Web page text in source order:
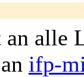
alle
ifp-